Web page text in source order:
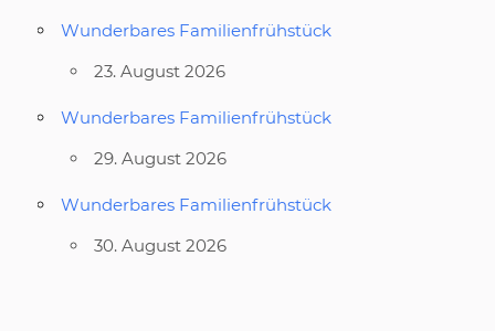
Wunderbares Familienfrühstück
23. August 2026
Wunderbares Familienfrühstück
29. August 2026
Wunderbares Familienfrühstück
30. August 2026